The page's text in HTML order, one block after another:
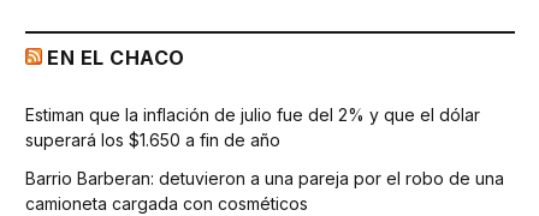
EN EL CHACO
Estiman que la inflación de julio fue del 2% y que el dólar
superará los $1.650 a fin de año
Barrio Barberan: detuvieron a una pareja por el robo de una
camioneta cargada con cosméticos